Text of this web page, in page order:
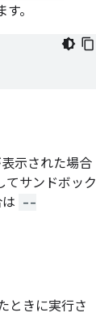
。
示された場合
てサンドボック
--
ときに実行さ